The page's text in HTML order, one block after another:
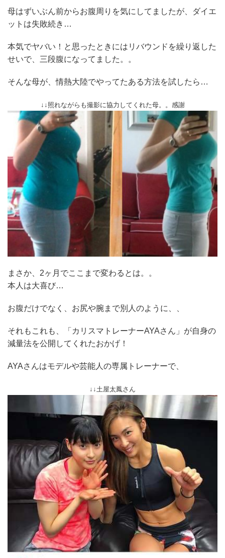
母はずいぶん前からお腹周りを気にしてましたが、ダイエ
ットは失敗続き…
本気でヤバい！と思ったときにはリバウンドを繰り返した
せいで、三段腹になってました。。
そんな母が、情熱大陸でやってたある方法を試したら…
↓↓照れながらも撮影に協力してくれた母。。感謝
まさか、2ヶ月でここまで変わるとは。。
本人は大喜び…
お腹だけでなく、お尻や腕まで別人のように、、
それもこれも、「カリスマトレーナーAYAさん」が自身の
減量法を公開してくれたおかげ！
AYAさんはモデルや芸能人の専属トレーナーで、
↓↓土屋太鳳さん